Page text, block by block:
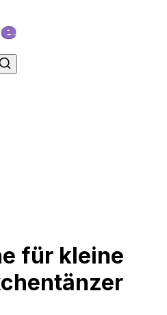
für kleine